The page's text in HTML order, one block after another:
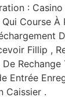
:
Course
Fillip ,
Entrée
Caissier .